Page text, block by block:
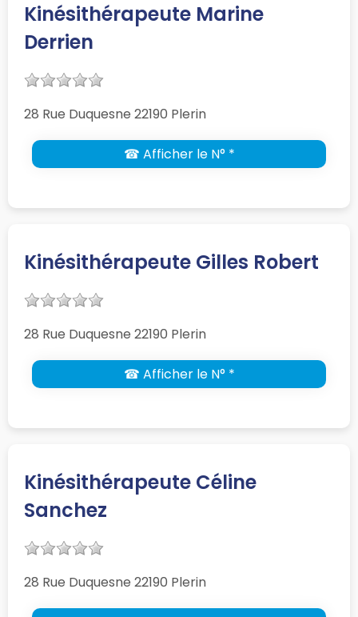
Kinésithérapeute Marine
Derrien
28 Rue Duquesne 22190 Plerin
☎ Afficher le N° *
Kinésithérapeute Gilles Robert
28 Rue Duquesne 22190 Plerin
☎ Afficher le N° *
Kinésithérapeute Céline
Sanchez
28 Rue Duquesne 22190 Plerin